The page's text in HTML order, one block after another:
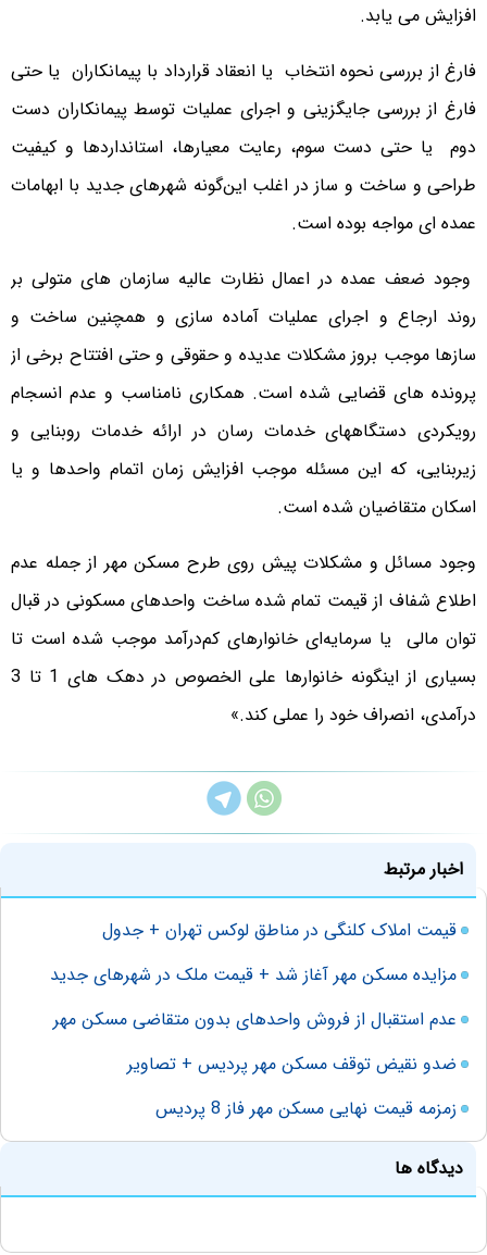
افزایش می یابد.
فارغ از بررسی نحوه انتخاب یا انعقاد قرارداد با پیمانکاران یا حتی
فارغ از بررسی جایگزینی و اجرای عملیات توسط پیمانکاران دست
دوم یا حتی دست سوم، رعایت معیارها، استانداردها و کیفیت
طراحی و ساخت و ساز در اغلب این‌گونه شهرهای جدید با ابهامات
عمده ای مواجه بوده است.
وجود ضعف عمده در اعمال نظارت عالیه سازمان های متولی بر
روند ارجاع و اجرای عملیات آماده سازی و همچنین ساخت و
سازها موجب بروز مشکلات عدیده و حقوقی و حتی افتتاح برخی از
پرونده های قضایی شده است. همکاری نامناسب و عدم انسجام
رویکردی دستگاههای خدمات رسان در ارائه خدمات روبنایی و
زیربنایی، که این مسئله موجب افزایش زمان اتمام واحدها و یا
اسکان متقاضیان شده است.
وجود مسائل و مشکلات پیش روی طرح مسکن مهر از جمله عدم
اطلاع شفاف از قیمت تمام شده ساخت واحدهای مسکونی در قبال
توان مالی یا سرمایه‌ای خانوارهای کم‌درآمد موجب شده است تا
بسیاری از اینگونه خانوارها علی الخصوص در دهک های 1 تا 3
درآمدی، انصراف خود را عملی کند.»
اخبار مرتبط
قیمت املاک کلنگی در‌ مناطق لوکس تهران + جدول
مزایده مسکن مهر آغاز شد + قیمت ملک در شهرهای جدید
عدم استقبال از فروش واحدهای بدون متقاضی مسکن مهر
ضدو نقیض توقف مسکن مهر پردیس + تصاویر
زمزمه قیمت نهایی مسکن مهر فاز 8 پردیس
دیدگاه ها